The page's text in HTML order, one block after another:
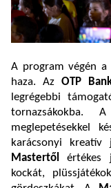
A program végén a
haza. Az OTP
legrégebbi
tornazsákokba.
meglepetésekkel
karácsonyi
Mastertől
értékes
kockát,